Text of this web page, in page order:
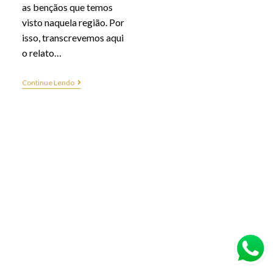
as bençãos que temos
visto naquela região. Por
isso, transcrevemos aqui
o relato…
Continue Lendo